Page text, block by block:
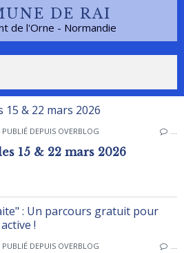
DE RAI
de l'Orne - Normandie
PUBLIÉ DEPUIS OVERBLOG …
15 & 22 mars 2026
PUBLIÉ DEPUIS OVERBLOG …